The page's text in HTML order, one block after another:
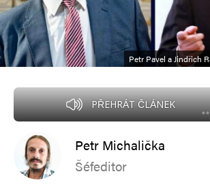
Petr Pavel a Jindřich
PŘEHRÁT ČLÁNEK
Petr Michalička
Šéfeditor